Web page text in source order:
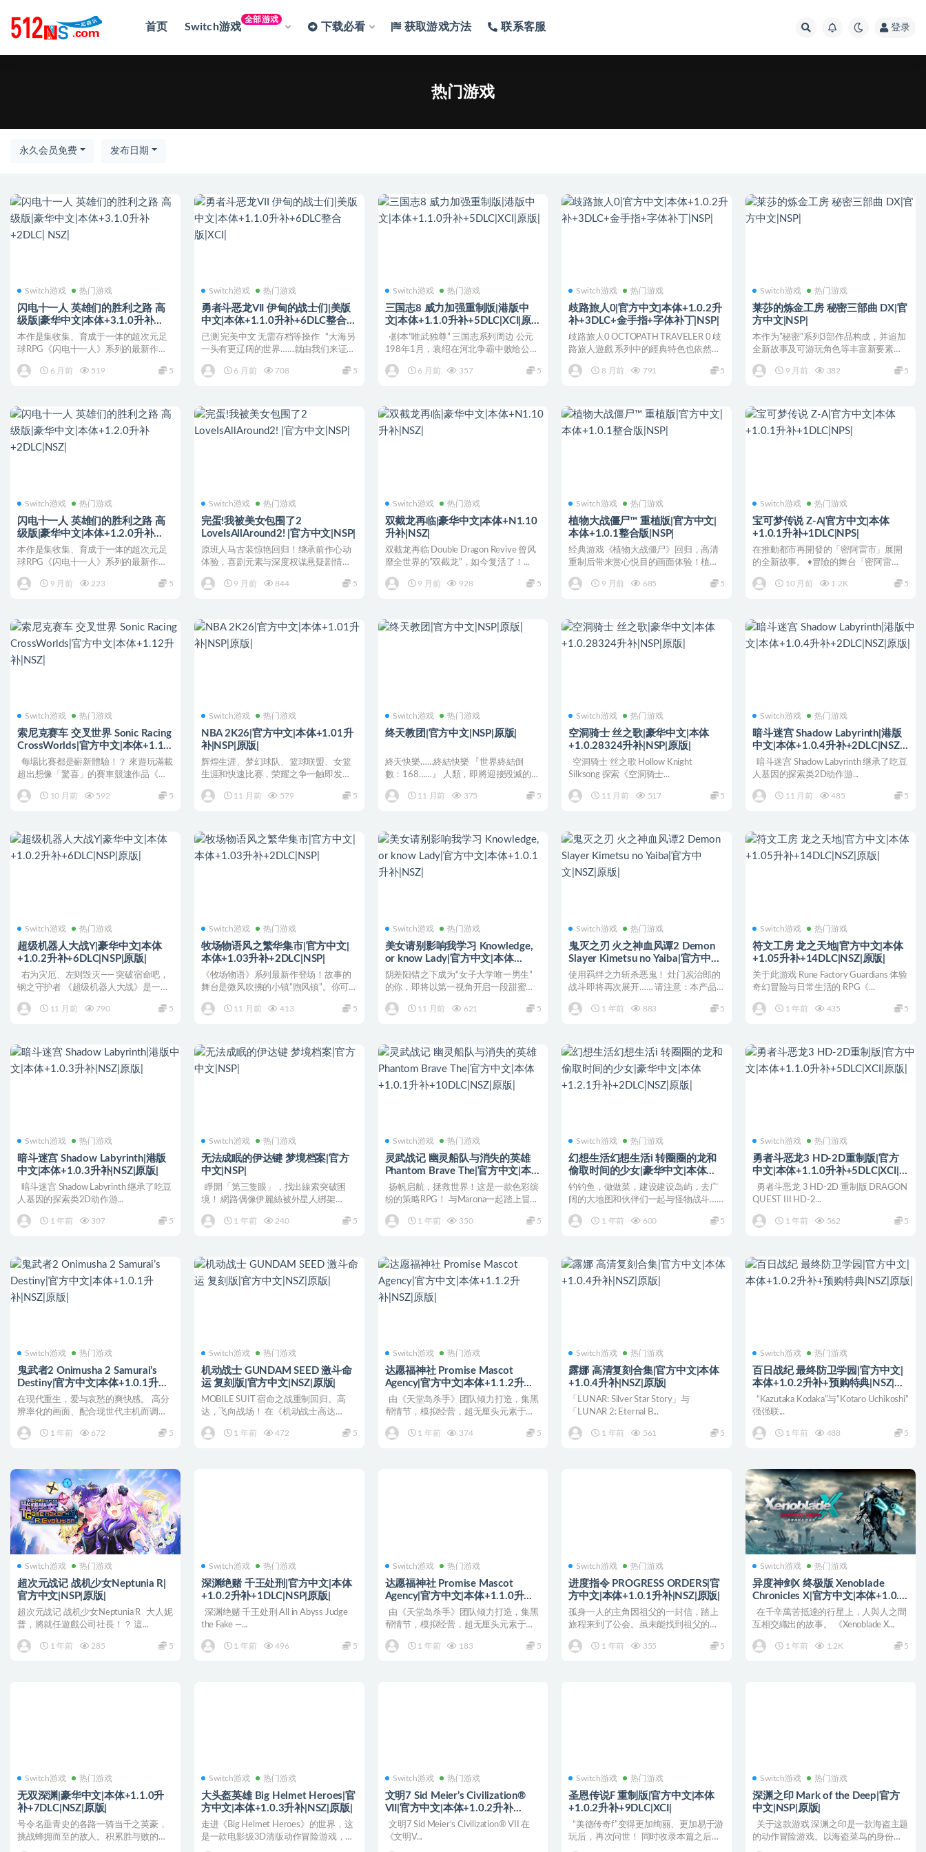
首页 Switch游戏
全部游戏
下载必看 获取游戏方法 联系客服 登录
热门游戏
永久会员免费 发布日期
Switch游戏 热门游戏
闪电十一人 英雄们的胜利之路 高
级版|豪华中文|本体+3.1.0升补
+2DLC| NSZ|
本作是集收集、育成于一体的超次元足
球RPG《闪电十一人》系列的最新作。
6 月前
519 5
Switch游戏 热门游戏
勇者斗恶龙VII 伊甸的战士们|美版
中文|本体+1.1.0升补+6DLC整合
版|XCI|
已测 完美中文 无需存档等操作 “大海另
一头有更辽阔的世界……就由我们来证
6 月前
708 5
Switch游戏 热门游戏
三国志8 威力加强重制版|港版中
文|本体+1.1.0升补+5DLC|XCI|原
版|
·剧本“唯武独尊” 三国志系列周边 公元
198年1月，袁绍在河北争霸中败给公
6 月前
357 5
Switch游戏 热门游戏
歧路旅人0|官方中文|本体+1.0.2升
补+3DLC+金手指+字体补丁|NSP|
歧路旅人0 OCTOPATH TRAVELER 0 歧
路旅人遊戲 系列中的經典特色也依然存
8 月前
791 5
Switch游戏 热门游戏
莱莎的炼金工房 秘密三部曲 DX|官
方中文|NSP|
本作为”秘密”系列3部作品构成，并追加
全新故事及可游玩角色等丰富新要素的
9 月前
382 5
Switch游戏 热门游戏
闪电十一人 英雄们的胜利之路 高
级版|豪华中文|本体+1.2.0升补
+2DLC|NSZ|
本作是集收集、育成于一体的超次元足
球RPG《闪电十一人》系列的最新作。
9 月前
223 5
Switch游戏 热门游戏
完蛋!我被美女包围了2
LoveIsAllAround2! |官方中文|NSP|
原班人马古装惊艳回归！继承前作心动
体验，喜剧元素与深度权谋悬疑剧情交
9 月前
844 5
Switch游戏 热门游戏
双截龙再临|豪华中文|本体+N1.10
升补|NSZ|
双截龙再临 Double Dragon Revive 曾风
靡全世界的”双截龙”，如今复活了！...
9 月前 928 5
Switch游戏 热门游戏
植物大战僵尸™ 重植版|官方中文|
本体+1.0.1整合版|NSP|
经典游戏《植物大战僵尸》回归，高清
重制后带来赏心悦目的画面体验！植物
9 月前
685 5
Switch游戏 热门游戏
宝可梦传说 Z-A|官方中文|本体
+1.0.1升补+1DLC|NPS|
在推動都市再開發的「密阿雷市」展開
的全新故事。 ♦冒險的舞台「密阿雷
10 月前
1.2K 5
Switch游戏 热门游戏
索尼克赛车 交叉世界 Sonic Racing
CrossWorlds|官方中文|本体+1.12
升补|NSZ|
每場比賽都是嶄新體驗！？ 來遊玩滿載
超出想像「驚喜」的賽車競速作品《索
10 月前
592 5
Switch游戏 热门游戏
NBA 2K26|官方中文|本体+1.01升
补|NSP|原版|
辉煌生涯、梦幻球队、篮球联盟、女篮
生涯和快速比赛，荣耀之争一触即发！
11 月前
579 5
Switch游戏 热门游戏
终天教团|官方中文|NSP|原版|
終天快樂……終結快樂 『世界終結倒
數：168……』 人類，即將迎接毀滅的時
11 月前
375 5
Switch游戏 热门游戏
空洞骑士 丝之歌|豪华中文|本体
+1.0.28324升补|NSP|原版|
空洞骑士 丝之歌 Hollow Knight
Silksong 探索《空洞骑士...
11 月前 517 5
Switch游戏 热门游戏
暗斗迷宫 Shadow Labyrinth|港版
中文|本体+1.0.4升补+2DLC|NSZ|
原版|
暗斗迷宫 Shadow Labyrinth 继承了吃豆
人基因的探索类2D动作游...
11 月前 485 5
Switch游戏 热门游戏
超级机器人大战Y|豪华中文|本体
+1.0.2升补+6DLC|NSP|原版|
右为灾厄、左则毁灭—— 突破宿命吧，
钢之守护者 《超级机器人大战》是一款
11 月前
790 5
Switch游戏 热门游戏
牧场物语风之繁华集市|官方中文|
本体+1.03升补+2DLC|NSP|
《牧场物语》系列最新作登场！故事的
舞台是微风吹拂的小镇“煦风镇”。你可
11 月前
413 5
Switch游戏 热门游戏
美女请别影响我学习 Knowledge,
or know Lady|官方中文|本体
+1.0.1升补|NSZ|
阴差阳错之下成为“女子大学唯一男生”
的你，即将以第一视角开启一段甜蜜与
11 月前
621 5
Switch游戏 热门游戏
鬼灭之刃 火之神血风谭2 Demon
Slayer Kimetsu no Yaiba|官方中
文|NSZ|原版|
使用羁绊之力斩杀恶鬼！ 灶门炭治郎的
战斗即将再次展开…… 请注意：本产品
1 年前
883 5
Switch游戏 热门游戏
符文工房 龙之天地|官方中文|本体
+1.05升补+14DLC|NSZ|原版|
关于此游戏 Rune Factory Guardians 体验
奇幻冒险与日常生活的 RPG《...
1 年前 435 5
Switch游戏 热门游戏
暗斗迷宫 Shadow Labyrinth|港版
中文|本体+1.0.3升补|NSZ|原版|
暗斗迷宫 Shadow Labyrinth 继承了吃豆
人基因的探索类2D动作游...
1 年前 307 5
Switch游戏 热门游戏
无法成眠的伊达键 梦境档案|官方
中文|NSP|
睜開「第三隻眼」，找出線索突破困
境！ 網路偶像伊麗絲被外星人綁架
1 年前
240 5
Switch游戏 热门游戏
灵武战记 幽灵船队与消失的英雄
Phantom Brave The|官方中文|本
体+1.0.1升补+10DLC|NSZ|原版|
扬帆启航，拯救世界！这是一款色彩缤
纷的策略RPG！ 与Marona一起踏上冒
1 年前
350 5
Switch游戏 热门游戏
幻想生活幻想生活i 转圈圈的龙和
偷取时间的少女|豪华中文|本体
+1.2.1升补+2DLC|NSZ|原版|
钓钓鱼，做做菜，建设建设岛屿，去广
阔的大地图和伙伴们一起与怪物战斗……
1 年前
600 5
Switch游戏 热门游戏
勇者斗恶龙3 HD-2D重制版|官方
中文|本体+1.1.0升补+5DLC|XCI|
原版|
勇者斗恶龙 3 HD-2D 重制版 DRAGON
QUEST III HD-2...
1 年前 562 5
Switch游戏 热门游戏
鬼武者2 Onimusha 2 Samurai’s
Destiny|官方中文|本体+1.0.1升
补|NSZ|原版|
在现代重生，爱与哀愁的爽快感。 高分
辨率化的画面、配合现世代主机而调整
1 年前
672 5
Switch游戏 热门游戏
机动战士 GUNDAM SEED 激斗命
运 复刻版|官方中文|NSZ|原版|
MOBILE SUIT 宿命之战重制回归。高
达，飞向战场！ 在《机动战士高达
1 年前
472 5
Switch游戏 热门游戏
达愿福神社 Promise Mascot
Agency|官方中文|本体+1.1.2升
补|NSZ|原版|
由《天堂岛杀手》团队倾力打造，集黑
帮情节，模拟经营，超无厘头元素于一
1 年前
374 5
Switch游戏 热门游戏
露娜 高清复刻合集|官方中文|本体
+1.0.4升补|NSZ|原版|
「LUNAR: Silver Star Story」与
「LUNAR 2: Eternal B...
1 年前 561 5
Switch游戏 热门游戏
百日战纪 最终防卫学园|官方中文|
本体+1.0.2升补+预购特典|NSZ|原
版|
“Kazutaka Kodaka”与”Kotaro Uchikoshi”
强强联...
1 年前 488 5
Switch游戏 热门游戏
超次元战记 战机少女Neptunia R|
官方中文|NSP|原版|
超次元战记 战机少女Neptunia R 大人妮
普，將就任遊戲公司社長！？ 這...
1 年前 285 5
Switch游戏 热门游戏
深渊绝赌 千王处刑|官方中文|本体
+1.0.2升补+1DLC|NSP|原版|
深渊绝赌 千王处刑 All in Abyss Judge
the Fake —...
1 年前 496 5
Switch游戏 热门游戏
达愿福神社 Promise Mascot
Agency|官方中文|本体+1.1.0升
补|NSZ|原版|
由《天堂岛杀手》团队倾力打造，集黑
帮情节，模拟经营，超无厘头元素于一
1 年前
183 5
Switch游戏 热门游戏
进度指令 PROGRESS ORDERS|官
方中文|本体+1.0.1升补|NSZ|原版|
孤身一人的主角因祖父的一封信，踏上
旅程来到了公会。虽未能找到祖父的身
1 年前
355 5
Switch游戏 热门游戏
异度神剑X 终极版 Xenoblade
Chronicles X|官方中文|本体+1.0.1
升补|XCI|
在千辛萬苦抵達的行星上，人與人之間
互相交織出的故事。 《Xenoblade X...
1 年前 1.2K 5
Switch游戏 热门游戏
无双深渊|豪华中文|本体+1.1.0升
补+7DLC|NSZ|原版|
号令名垂青史的各路一骑当千之英豪，
挑战蜂拥而至的敌人。积累胜与败的经
Switch游戏 热门游戏
大头盔英雄 Big Helmet Heroes|官
方中文|本体+1.0.3升补|NSZ|原版|
走进《Big Helmet Heroes》的世界，这
是一款电影级3D清版动作冒险游戏，融
Switch游戏 热门游戏
文明7 Sid Meier’s Civilization®
VII|官方中文|本体+1.0.2升补
+9DLC|NSZ|原版|
文明7 Sid Meier’s Civilization® VII 在
《文明V...
Switch游戏 热门游戏
圣恩传说F 重制版|官方中文|本体
+1.0.2升补+9DLC|XCI|
“美德传奇f”变得更加绚丽、更加易于游
玩后，再次问世！ 同时收录本篇之后的
Switch游戏 热门游戏
深渊之印 Mark of the Deep|官方
中文|NSP|原版|
关于这款游戏 深渊之印是一款海盗主题
的动作冒险游戏。以海盗菜鸟的身份踏